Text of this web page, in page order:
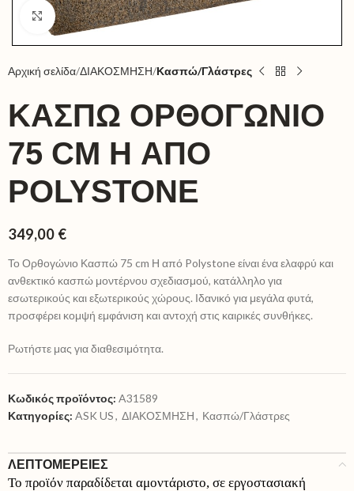
Click to enlarge
Αρχική σελίδα ΔΙΑΚΟΣΜΗΣΗ Κασπώ/Γλάστρες
ΚΑΣΠΏ ΟΡΘΟΓΏΝΙΟ
75 CM H ΑΠΌ
POLYSTONE
349,00 €
Το Ορθογώνιο Κασπώ 75 cm Η από Polystone είναι ένα ελαφρύ και
ανθεκτικό κασπώ μοντέρνου σχεδιασμού, κατάλληλο για
εσωτερικούς και εξωτερικούς χώρους. Ιδανικό για μεγάλα φυτά,
προσφέρει κομψή εμφάνιση και αντοχή στις καιρικές συνθήκες.
Ρωτήστε μας για διαθεσιμότητα.
Κωδικός προϊόντος: A31589
Κατηγορίες: ASK US, ΔΙΑΚΟΣΜΗΣΗ, Κασπώ/Γλάστρες
ΛΕΠΤΟΜΕΡΕΙΕΣ
Το προϊόν παραδίδεται αμοντάριστο, σε εργοστασιακή